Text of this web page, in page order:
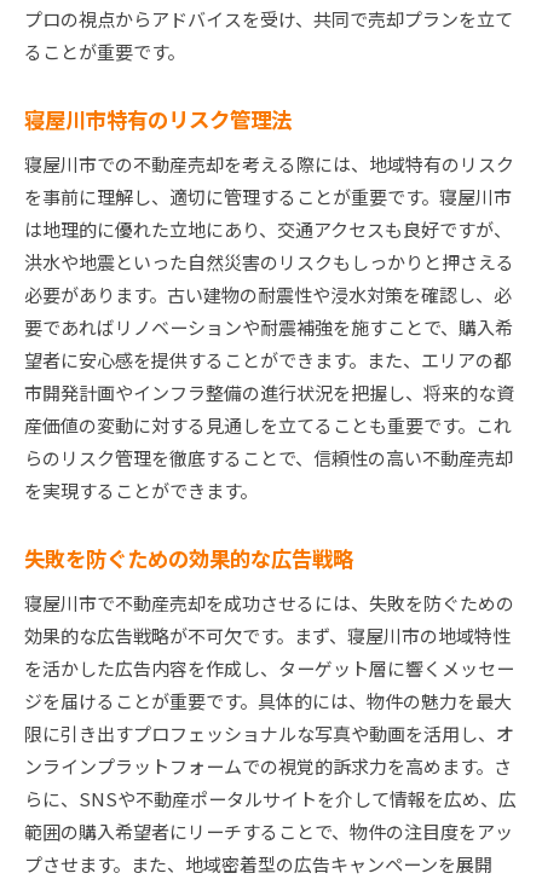
プロの視点からアドバイスを受け、共同で売却プランを立て
ることが重要です。
寝屋川市特有のリスク管理法
寝屋川市での不動産売却を考える際には、地域特有のリスク
を事前に理解し、適切に管理することが重要です。寝屋川市
は地理的に優れた立地にあり、交通アクセスも良好ですが、
洪水や地震といった自然災害のリスクもしっかりと押さえる
必要があります。古い建物の耐震性や浸水対策を確認し、必
要であればリノベーションや耐震補強を施すことで、購入希
望者に安心感を提供することができます。また、エリアの都
市開発計画やインフラ整備の進行状況を把握し、将来的な資
産価値の変動に対する見通しを立てることも重要です。これ
らのリスク管理を徹底することで、信頼性の高い不動産売却
を実現することができます。
失敗を防ぐための効果的な広告戦略
寝屋川市で不動産売却を成功させるには、失敗を防ぐための
効果的な広告戦略が不可欠です。まず、寝屋川市の地域特性
を活かした広告内容を作成し、ターゲット層に響くメッセー
ジを届けることが重要です。具体的には、物件の魅力を最大
限に引き出すプロフェッショナルな写真や動画を活用し、オ
ンラインプラットフォームでの視覚的訴求力を高めます。さ
らに、SNSや不動産ポータルサイトを介して情報を広め、広
範囲の購入希望者にリーチすることで、物件の注目度をアッ
プさせます。また、地域密着型の広告キャンペーンを展開